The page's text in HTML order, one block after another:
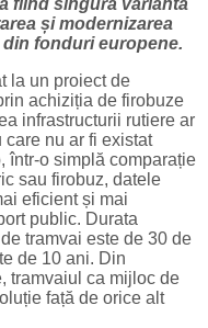
și modernizarea
fonduri europene.
la un proiect de
achiziția de firobuze
infrastructurii rutiere ar
nu ar fi existat
într-o simplă comparație
sau firobuz, datele
eficient și mai
public. Durata
tramvai este de 30 de
de 10 ani. Din
tramvaiul ca mijloc de
față de orice alt